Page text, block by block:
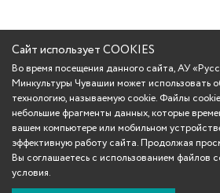
Сайт использует COOKIES
Во время посещения данного сайта, АУ
Минкультуры Чувашии может использовать
технологию, называемую cookie. Файлы
небольшие фрагменты данных, которые
вашем компьютере или мобильном
эффективную работу сайта. Продолжая
Вы соглашаетесь с использованием файлов
условия.